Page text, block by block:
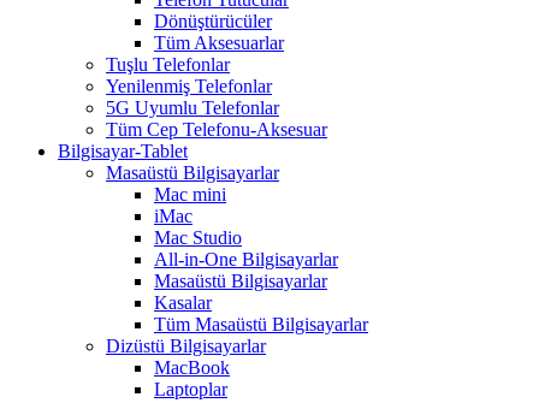
Dönüştürücüler
Tüm Aksesuarlar
Tuşlu Telefonlar
Yenilenmiş Telefonlar
5G Uyumlu Telefonlar
Tüm Cep Telefonu-Aksesuar
Bilgisayar-Tablet
Masaüstü Bilgisayarlar
Mac mini
iMac
Mac Studio
All-in-One Bilgisayarlar
Masaüstü Bilgisayarlar
Kasalar
Tüm Masaüstü Bilgisayarlar
Dizüstü Bilgisayarlar
MacBook
Laptoplar